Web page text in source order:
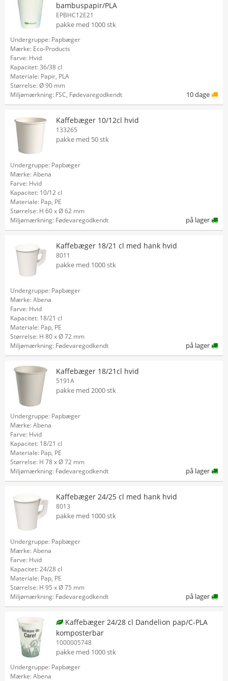
bambuspapir/PLA
EPBHC12E21
pakke med 1000 stk
Undergruppe: Papbæger
Mærke: Eco-Products
Farve: Hvid
Kapacitet: 36/38 cl
Materiale: Papir, PLA
Størrelse: Ø 90 mm
Miljømærkning: FSC, Fødevaregodkendt
10 dage
Kaffebæger 10/12cl hvid
133265
pakke med 50 stk
Undergruppe: Papbæger
Mærke: Abena
Farve: Hvid
Kapacitet: 10/12 cl
Materiale: Pap, PE
Størrelse: H 60 x Ø 62 mm
Miljømærkning: Fødevaregodkendt
på lager
Kaffebæger 18/21 cl med hank hvid
8011
pakke med 1000 stk
Undergruppe: Papbæger
Mærke: Abena
Farve: Hvid
Kapacitet: 18/21 cl
Materiale: Pap, PE
Størrelse: H 80 x Ø 72 mm
Miljømærkning: Fødevaregodkendt
på lager
Kaffebæger 18/21cl hvid
5191A
pakke med 2000 stk
Undergruppe: Papbæger
Mærke: Abena
Farve: Hvid
Kapacitet: 18/21 cl
Materiale: Pap, PE
Størrelse: H 78 x Ø 72 mm
Miljømærkning: Fødevaregodkendt
på lager
Kaffebæger 24/25 cl med hank hvid
8013
pakke med 1000 stk
Undergruppe: Papbæger
Mærke: Abena
Farve: Hvid
Kapacitet: 24/28 cl
Materiale: Pap, PE
Størrelse: H 95 x Ø 75 mm
Miljømærkning: Fødevaregodkendt
på lager
Kaffebæger 24/28 cl Dandelion pap/C-PLA
komposterbar
1000005748
pakke med 1000 stk
Undergruppe: Papbæger
Mærke: Abena